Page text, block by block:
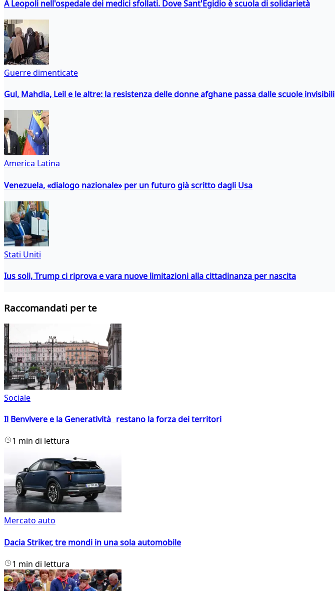
A Leopoli nell'ospedale dei medici sfollati. Dove Sant'Egidio è scuola di solidarietà
Guerre dimenticate
Gul, Mahdia, Leil e le altre: la resistenza delle donne afghane passa dalle scuole invisibili
America Latina
Venezuela, «dialogo nazionale» per un futuro già scritto dagli Usa
Stati Uniti
Ius soli, Trump ci riprova e vara nuove limitazioni alla cittadinanza per nascita
Raccomandati per te
Sociale
Il Benvivere e la Generatività restano la forza dei territori
1 min di lettura
Mercato auto
Dacia Striker, tre mondi in una sola automobile
1 min di lettura